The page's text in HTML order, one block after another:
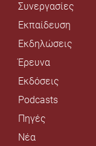
Συνεργασίες
Εκπαίδευση
Εκδηλώσεις
Έρευνα
Εκδόσεις
Podcasts
Πηγές
Νέα